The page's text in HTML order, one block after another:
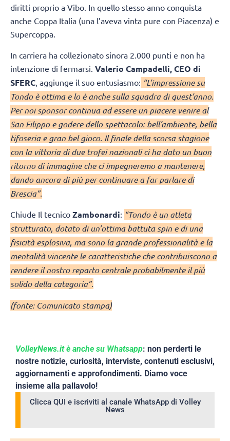
diritti proprio a Vibo. In quello stesso anno conquista
anche Coppa Italia (una l’aveva vinta pure con Piacenza) e
Supercoppa.
In carriera ha collezionato sinora 2.000 punti e non ha
intenzione di fermarsi. Valerio Campadelli, CEO di
SFERC , aggiunge il suo entusiasmo: “L’impressione su
Tondo è ottima e lo è anche sulla squadra di quest’anno.
Per noi sponsor continua ad essere un piacere venire al
San Filippo e godere dello spettacolo: bell’ambiente, bella
tifoseria e gran bel gioco. Il finale della scorsa stagione
con la vittoria di due trofei nazionali ci ha dato un buon
ritorno di immagine che ci impegneremo a mantenere,
dando ancora di più per continuare a far parlare di
Brescia”.
Chiude Il tecnico Zambonardi: “Tondo è un atleta
strutturato, dotato di un’ottima battuta spin e di una
fisicità esplosiva, ma sono la grande professionalità e la
mentalità vincente le caratteristiche che contribuiscono a
rendere il nostro reparto centrale probabilmente il più
solido della categoria”.
(fonte: Comunicato stampa)
VolleyNews.it è anche su Whatsapp: non perderti le
nostre notizie, curiosità, interviste, contenuti esclusivi,
aggiornamenti e approfondimenti. Diamo voce
insieme alla pallavolo!
Clicca QUI e iscriviti al canale WhatsApp di Volley
News